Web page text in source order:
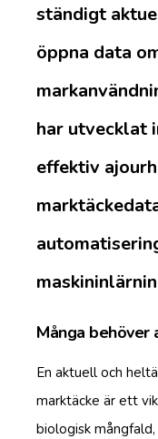
ständigt
öppna data
har utvecklat
effektiv
Många behöver
En aktuell och
marktäcke är ett
biologisk